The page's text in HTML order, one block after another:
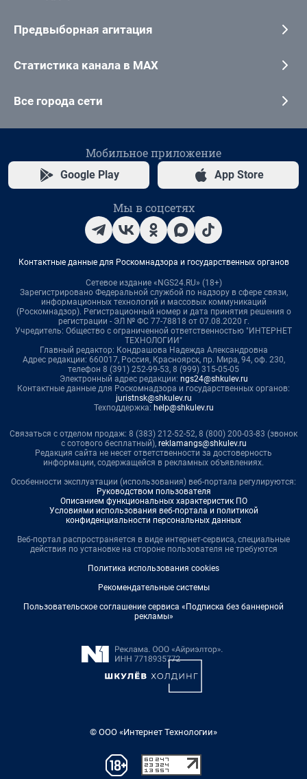
Предвыборная агитация
Статистика канала в MAX
Все города сети
Мобильное приложение
Google Play App Store
Мы в соцсетях
Контактные данные для Роскомнадзора и государственных органов
Сетевое издание «NGS24.RU» (18+)
Зарегистрировано Федеральной службой по надзору в сфере связи,
информационных технологий и массовых коммуникаций
(Роскомнадзор). Регистрационный номер и дата принятия решения о
регистрации - ЭЛ № ФС 77-78818 от 07.08.2020 г.
Учредитель: Общество с ограниченной ответственностью "ИНТЕРНЕТ
ТЕХНОЛОГИИ"
Главный редактор: Кондрашова Надежда Александровна
Адрес редакции: 660017, Россия, Красноярск, пр. Мира, 94, оф. 230,
телефон 8 (391) 252-99-53, 8 (999) 315-05-05
Электронный адрес редакции: ngs24@shkulev.ru
Контактные данные для Роскомнадзора и государственных органов:
juristnsk@shkulev.ru
Техподдержка: help@shkulev.ru
Связаться с отделом продаж: 8 (383) 212-52-52, 8 (800) 200-03-83 (звонок
с сотового бесплатный), reklamangs@shkulev.ru
Редакция сайта не несет ответственности за достоверность
информации, содержащейся в рекламных объявлениях.
Особенности эксплуатации (использования) веб-портала регулируются:
Руководством пользователя
Описанием функциональных характеристик ПО
Условиями использования веб-портала и политикой
конфиденциальности персональных данных
Веб-портал распространяется в виде интернет-сервиса, специальные
действия по установке на стороне пользователя не требуются
Политика использования cookies
Рекомендательные системы
Пользовательское соглашение сервиса «Подписка без баннерной
рекламы»
© ООО «Интернет Технологии»